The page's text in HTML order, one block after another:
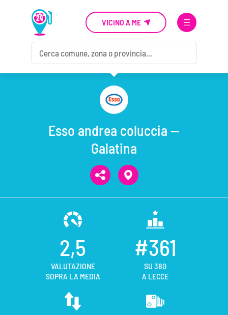
VICINO A ME
Esso andrea coluccia —
Galatina
2,5
VALUTAZIONE
SOPRA LA MEDIA
#361
SU 380
A LECCE